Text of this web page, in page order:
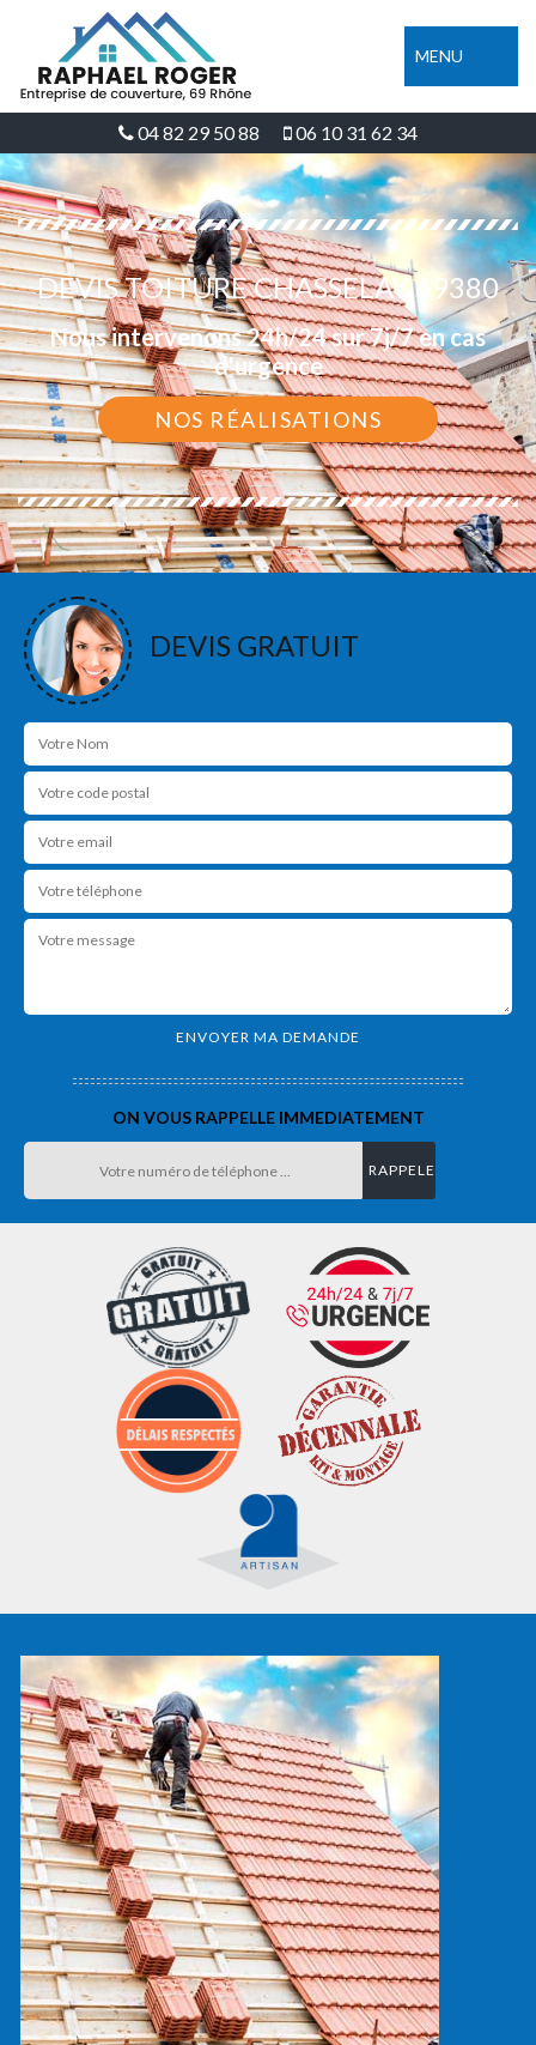
MENU
04 82 29 50 88 06 10 31 62 34
DEVIS TOITURE CHASSELAY 69380
Nous intervenons 24h/24 sur 7j/7 en cas
d'urgence
NOS RÉALISATIONS
DEVIS GRATUIT
ON VOUS RAPPELLE IMMEDIATEMENT